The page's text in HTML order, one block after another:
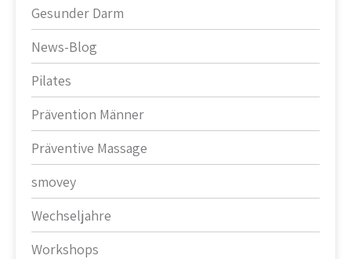
Gesunder Darm
News-Blog
Pilates
Prävention Männer
Präventive Massage
smovey
Wechseljahre
Workshops